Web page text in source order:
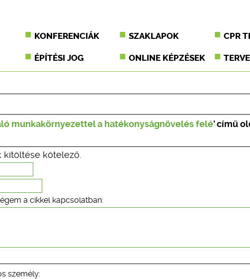
KONFERENCIÁK SZAKLAPOK CPR
ÉPÍTÉSI JOG ONLINE KÉPZÉSEK
munkakörnyezettel a hatékonyságnövelés felé' című
kitöltése kötelező.
a cikkel kapcsolatban:
személy: